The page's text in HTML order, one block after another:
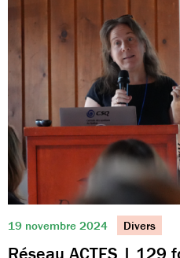
19 novembre 2024 Divers
Réseau ACTES | 129